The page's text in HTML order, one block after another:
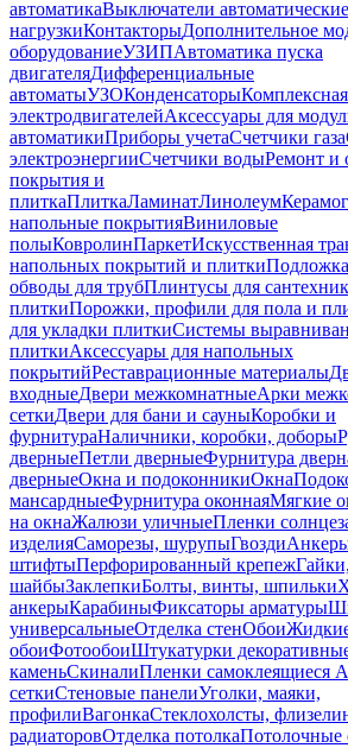
автоматикаВыключатели автоматические
нагрузкиКонтакторыДополнительное
оборудованиеУЗИПАвтоматика пуска
двигателяДифференциальные
автоматыУЗОКонденсаторы
электродвигателейАксессуары для
автоматикиПриборы учетаСчетчики газа
электроэнергииСчетчики водыРемонт и
покрытия и
плиткаПлиткаЛаминатЛинолеум
напольные покрытияВиниловые
полыКовролинПаркетИскусственная
напольных покрытий и плиткиПодложка
обводы для трубПлинтусы для
плиткиПорожки, профили для пола и
для укладки плиткиСистемы
плиткиАксессуары для напольных
покрытийРеставрационные материалы
входныеДвери межкомнатныеАрки
сеткиДвери для бани и сауныКоробки и
фурнитураНаличники, коробки, доборы
дверныеПетли дверныеФурнитура
дверныеОкна и подоконникиОкна
мансардныеФурнитура оконнаяМягкие
на окнаЖалюзи уличныеПленки
изделияСаморезы, шурупыГвозди
штифтыПерфорированный крепежГайки,
шайбыЗаклепкиБолты, винты, шпильки
анкерыКарабиныФиксаторы арматуры
универсальныеОтделка стенОбои
обоиФотообоиШтукатурки
каменьСкиналиПленки самоклеящиеся
сеткиСтеновые панелиУголки, маяки,
профилиВагонкаСтеклохолсты,
радиаторовОтделка потолкаПотолочные